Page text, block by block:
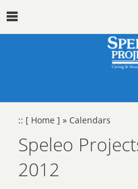
:: [ Home ] » Calendars
Speleo
2012